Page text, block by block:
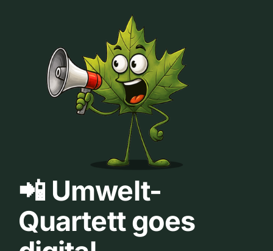
📲 Umwelt-
Quartett goes